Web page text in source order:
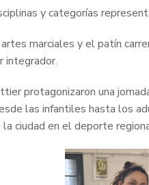
y categorías
marciales y el patín
integrador.
protagonizaron una
las infantiles hasta los
ciudad en el deporte